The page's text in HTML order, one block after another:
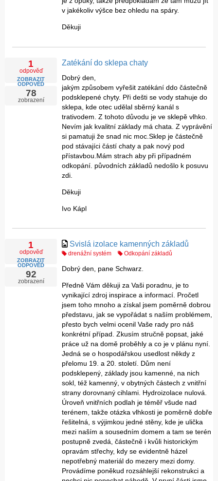
v jakékoliv výšce bez ohledu na spáry.
Děkuji
1
odpověď
ZOBRAZIT
ODPOVĚĎ
78
zobrazení
Zatékání do sklepa chaty
Dobrý den,
jakým způsobem vyřešit zatékání ddo částečně
podsklepené chyty. Při dešti se vody stahuje do
sklepa, kde otec udělal sběrný kanál s
trativodem. Z tohoto důvodu je ve sklepě vlhko.
Nevím jak kvalitní základy má chata. Z vyprávění
si pamatuji že snad nic moc.Sklep je částečně
pod stávajíci částí chaty a pak nový pod
přístavbou.Mám strach aby při případném
odkopání. původních základů nedošlo k posuvu
zdi.
Děkuji
Ivo Kápl
1
odpověď
ZOBRAZIT
ODPOVĚĎ
92
zobrazení
Svislá izolace kamenných základů
drenážní systém Odkopání základů
Dobrý den, pane Schwarz.
Předně Vám děkuji za Vaši poradnu, je to
vynikající zdroj inspirace a informací. Pročetl
jsem toho mnoho a získal jsem poměrně dobrou
představu, jak se vypořádat s naším problémem,
přesto bych velmi ocenil Vaše rady pro náš
konkrétní případ. Zkusím stručně popsat, jaké
práce už na domě proběhly a co je v plánu nyní.
Jedná se o hospodářskou usedlost někdy z
přelomu 19. a 20. století. Dům není
podsklepený, základy jsou kamenné, na nich
sokl, též kamenný, v obytných částech z vnitřní
strany dorovnaný cihlami. Hydroizolace nulová.
Úroveň vnitřních podlah je téměř všude nad
terénem, takže otázka vlhkosti je poměrně dobře
řešitelná, s výjimkou jedné stěny, kde je ulička
mezi naším a sousedním domem a tam se terén
postupně zvedá, částečně i kvůli historickým
opravám střechy, kdy se evidentně házel
nepotřebný materiál do mezery mezi domy.
Provádíme poněkud rozsáhlejší rekonstrukci a